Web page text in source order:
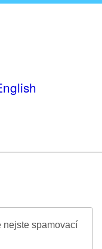
nejste spamovací